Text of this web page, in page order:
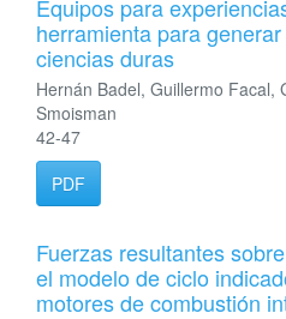
Equipos para
herramienta para
ciencias duras
Hernán Badel, Guillermo Facal,
Smoisman
42-47
PDF
Fuerzas resultantes
el modelo de ciclo
motores de combustión